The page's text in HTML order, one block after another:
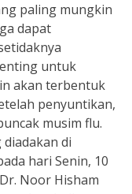
paling mungkin
dapat
untuk
akan terbentuk
penyuntikan,
musim flu.
di
hari Senin, 10
Noor Hisham